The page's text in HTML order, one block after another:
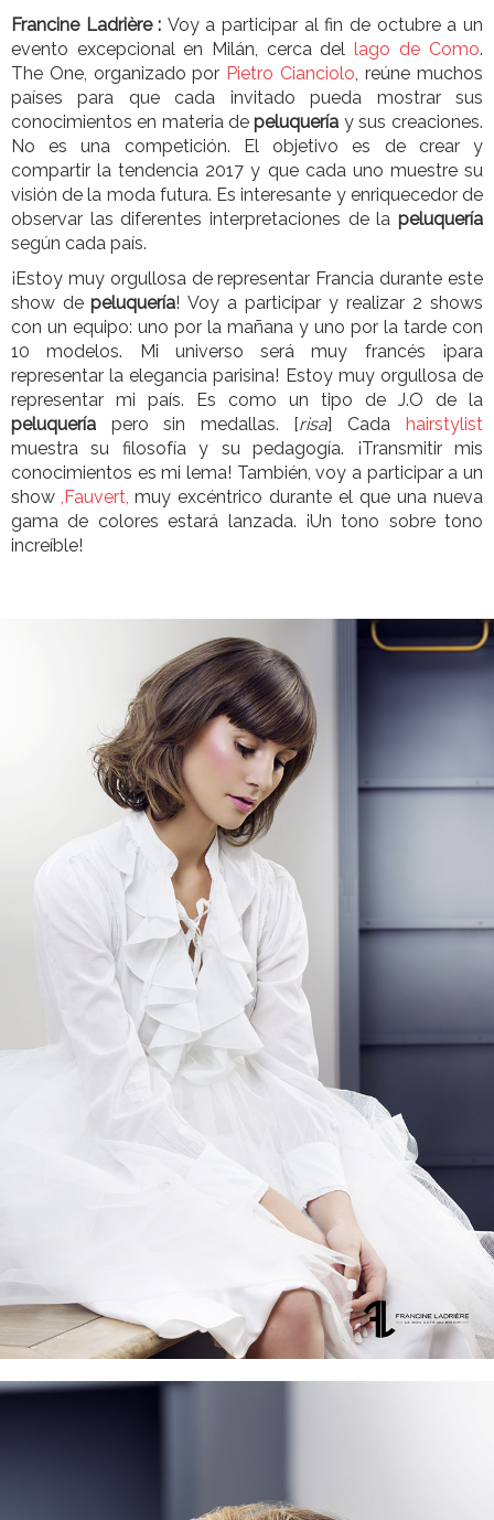
Francine Ladrière : Voy a participar al fin de octubre a un
evento excepcional en Milán, cerca del lago de Como.
The One, organizado por Pietro Cianciolo , reúne muchos
países para que cada invitado pueda mostrar sus
conocimientos en materia de peluquería y sus creaciones.
No es una competición. El objetivo es de crear y
compartir la tendencia 2017 y que cada uno muestre su
visión de la moda futura. Es interesante y enriquecedor de
observar las diferentes interpretaciones de la peluquería
según cada país.
¡Estoy muy orgullosa de representar Francia durante este
show de peluquería! Voy a participar y realizar 2 shows
con un equipo: uno por la mañana y uno por la tarde con
10 modelos. Mi universo será muy francés ¡para
representar la elegancia parisina! Estoy muy orgullosa de
representar mi país. Es como un tipo de J.O de la
peluquería pero sin medallas. [risa] Cada hairstylist
muestra su filosofía y su pedagogía. ¡Transmitir mis
conocimientos es mi lema! También, voy a participar a un
show ,Fauvert, muy excéntrico durante el que una nueva
gama de colores estará lanzada. ¡Un tono sobre tono
increíble!